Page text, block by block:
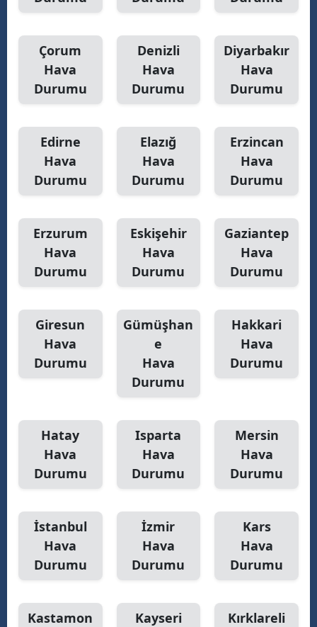
Çorum
Hava
Durumu
Denizli
Hava
Durumu
Diyarbakır
Hava
Durumu
Edirne
Hava
Durumu
Elazığ
Hava
Durumu
Erzincan
Hava
Durumu
Erzurum
Hava
Durumu
Eskişehir
Hava
Durumu
Gaziantep
Hava
Durumu
Giresun
Hava
Durumu
Gümüşhan
e
Hava
Durumu
Hakkari
Hava
Durumu
Hatay
Hava
Durumu
Isparta
Hava
Durumu
Mersin
Hava
Durumu
İstanbul
Hava
Durumu
İzmir
Hava
Durumu
Kars
Hava
Durumu
Kastamon
Kayseri
Kırklareli